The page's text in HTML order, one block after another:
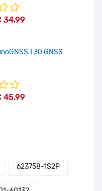
34.99
T30 GNSS
45.99
623758-1S2P